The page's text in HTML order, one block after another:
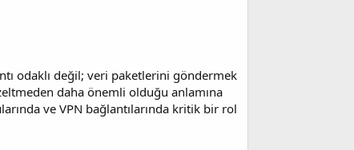
odaklı değil; veri paketlerini göndermek
daha önemli olduğu anlamına
ve VPN bağlantılarında kritik bir rol